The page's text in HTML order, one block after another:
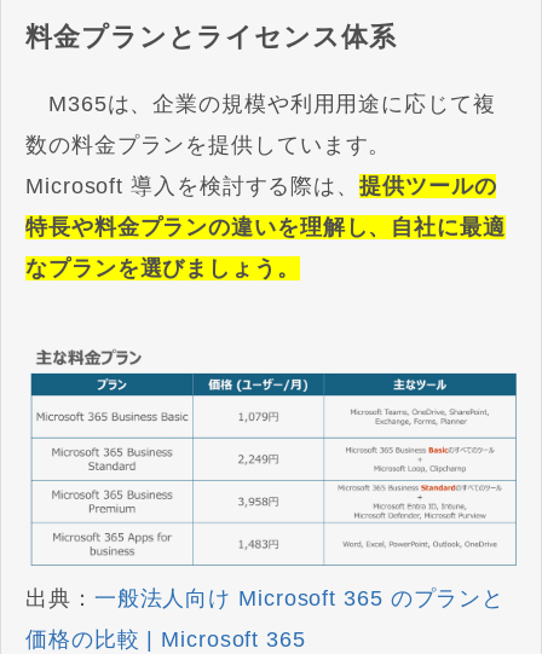
料金プランとライセンス体系
M365は、企業の規模や利用用途に応じて複
数の料金プランを提供しています。
Microsoft 導入を検討する際は、 提供ツールの
特長や料金プランの違いを理解し、自社に最適
なプランを選びましょう。
出典： 一般法人向け Microsoft 365 のプランと
価格の比較 | Microsoft 365